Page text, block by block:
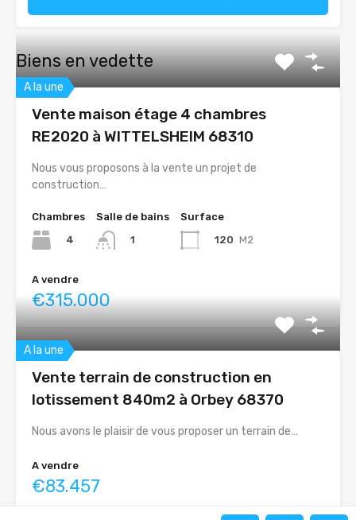
Biens en vedette
A la une
Vente maison étage 4 chambres
RE2020 à WITTELSHEIM 68310
Nous vous proposons à la vente un projet de
construction…
Chambres
4
Salle de bains
1
Surface
120 M2
A vendre
€315.000
A la une
Vente terrain de construction en
lotissement 840m2 à Orbey 68370
Nous avons le plaisir de vous proposer un terrain de…
A vendre
€83.457